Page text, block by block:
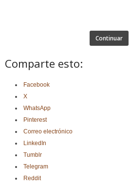
Continuar
Comparte esto:
Facebook
X
WhatsApp
Pinterest
Correo electrónico
LinkedIn
Tumblr
Telegram
Reddit